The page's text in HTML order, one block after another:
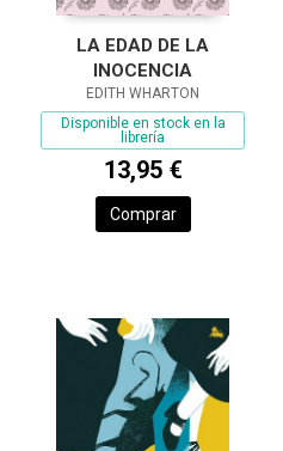
LA EDAD DE LA
INOCENCIA
EDITH WHARTON
Disponible en stock en la
librería
13,95 €
Comprar